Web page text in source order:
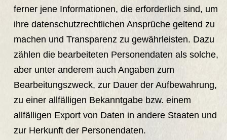
ferner jene Informationen, die erforderlich sind, um
ihre datenschutzrechtlichen Ansprüche geltend zu
machen und Transparenz zu gewährleisten. Dazu
zählen die bearbeiteten Personendaten als solche,
aber unter anderem auch Angaben zum
Bearbeitungszweck, zur Dauer der Aufbewahrung,
zu einer allfälligen Bekanntgabe bzw. einem
allfälligen Export von Daten in andere Staaten und
zur Herkunft der Personendaten.